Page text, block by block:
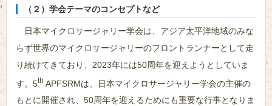
（２）学会テーマのコンセプトなど
日本マイクロサージャリー学会は、アジア太平洋地域のみな
らず世界のマイクロサージャリーのフロントランナーとして走
り続けてきており、2023年には50周年を迎えようとしていま
す。5th APFSRMは、日本マイクロサージャリー学会の主催の
もとに開催され、50周年を迎えるためにも重要な行事となりま